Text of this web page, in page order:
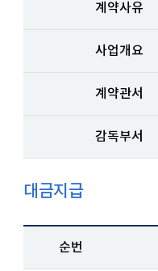
계약사유
사업개요
계약관서
감독부서
대금지급
순번